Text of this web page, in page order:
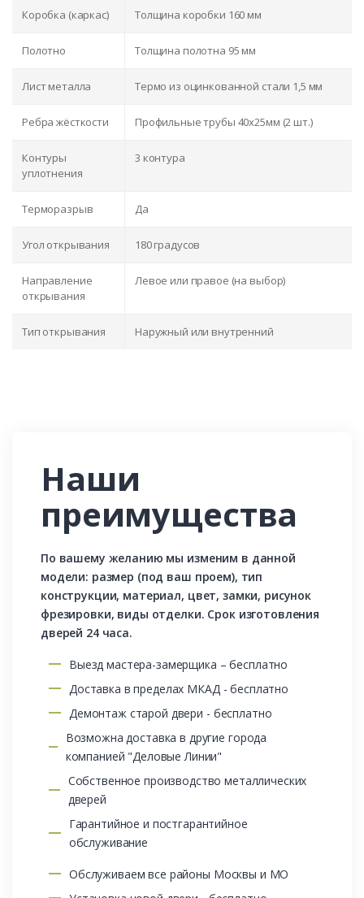
Коробка (каркас) Толщина коробки 160 мм
Полотно Толщина полотна 95 мм
Лист металла Термо из оцинкованной стали 1,5 мм
Ребра жёсткости Профильные трубы 40х25мм (2 шт.)
Контуры
уплотнения
3 контура
Терморазрыв Да
Угол открывания 180 градусов
Направление
открывания
Левое или правое (на выбор)
Тип открывания Наружный или внутренний
Наши
преимущества
По вашему желанию мы изменим в данной
модели: размер (под ваш проем), тип
конструкции, материал, цвет, замки, рисунок
фрезировки, виды отделки. Срок изготовления
дверей 24 часа.
Выезд мастера-замерщика – бесплатно
Доставка в пределах МКАД - бесплатно
Демонтаж старой двери - бесплатно
Возможна доставка в другие города
компанией "Деловые Линии"
Собственное производство металлических
дверей
Гарантийное и постгарантийное
обслуживание
Обслуживаем все районы Москвы и МО